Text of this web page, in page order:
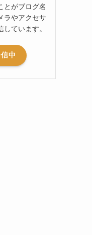
とがブログ名
ラやアクセサ
ています。
中